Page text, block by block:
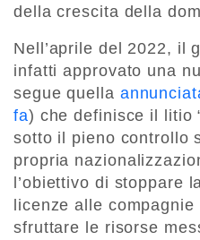
della crescita della
Nell’aprile del 2022, il
infatti approvato una
segue quella
fa) che definisce il litio
sotto il pieno controllo
propria
l’obiettivo di stoppare
licenze alle
sfruttare le risorse